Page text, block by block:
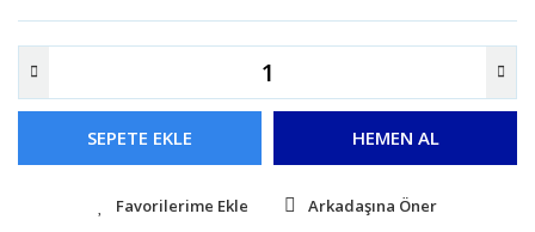
SEPETE EKLE HEMEN AL
Arkadaşına Öner